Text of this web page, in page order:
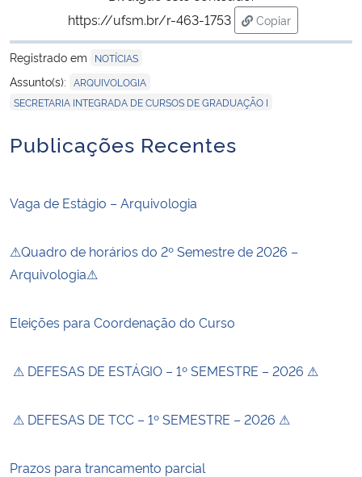
https://ufsm.br/r-463-1753
Copiar
para área de
Registrado em
NOTÍCIAS
Assunto(s): ARQUIVOLOGIA
SECRETARIA INTEGRADA DE CURSOS DE GRADUAÇÃO I
Publicações Recentes
Vaga de Estágio – Arquivologia
⚠Quadro de horários do 2º Semestre de 2026 –
Arquivologia⚠
Eleições para Coordenação do Curso
⚠ DEFESAS DE ESTÁGIO – 1º SEMESTRE – 2026 ⚠
⚠ DEFESAS DE TCC – 1º SEMESTRE – 2026 ⚠
Prazos para trancamento parcial